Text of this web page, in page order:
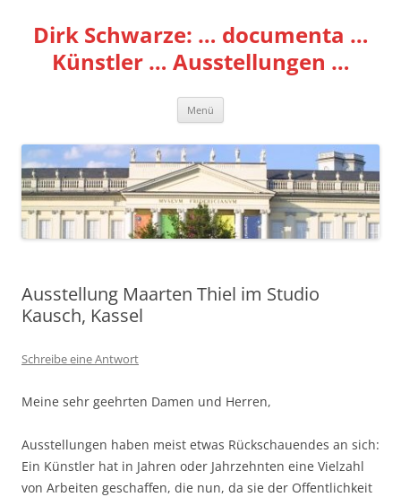
springen
Dirk Schwarze: … documenta …
Künstler … Ausstellungen …
Menü
Ausstellung Maarten Thiel im Studio
Kausch, Kassel
Schreibe eine Antwort
Meine sehr geehrten Damen und Herren,
Ausstellungen haben meist etwas Rückschauendes an sich:
Ein Künstler hat in Jahren oder Jahrzehnten eine Vielzahl
von Arbeiten geschaffen, die nun, da sie der Offentlichkeit